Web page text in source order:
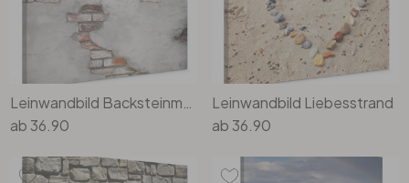
Jugendzimmer
Flur
Küche
Wohnzimmer
Schlafzimmer
Kinderzimmer
Küche
ab36.90
Leinwandbild Liebesstrand
ab36.90